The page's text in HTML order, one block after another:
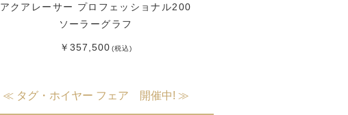
アクアレーサー プロフェッショナル200
ソーラーグラフ
￥357,500(税込)
≪ タグ・ホイヤー フェア 開催中! ≫